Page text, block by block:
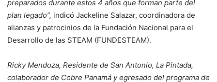
preparados durante estos 4 años que forman parte del
plan legado”, indicó Jackeline Salazar, coordinadora de
alianzas y patrocinios de la Fundación Nacional para el
Desarrollo de las STEAM (FUNDESTEAM).
Ricky Mendoza, Residente de San Antonio, La Pintada,
colaborador de Cobre Panamá y egresado del programa de